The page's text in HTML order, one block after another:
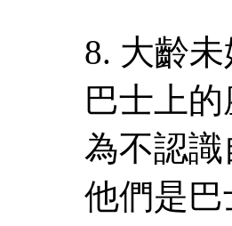
8. 大齡
巴士上
為不認
他們是巴